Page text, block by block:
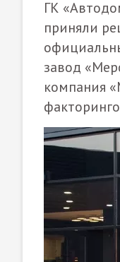
ГК
приняли
завод
компания